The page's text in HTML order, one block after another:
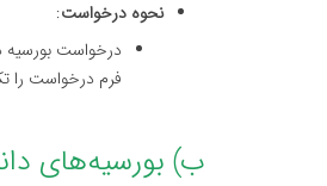
نحوه درخواست:
فرم درخواست را
ب) بورسیه‌های